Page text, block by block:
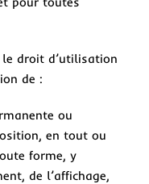
droit d’utilisation
de :
ou
en tout ou
forme, y
de l’affichage,